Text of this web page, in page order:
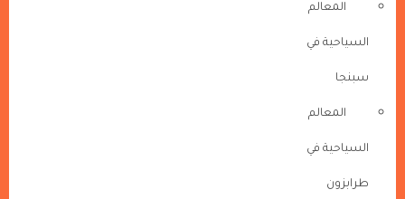
المعالم
السياحية في
سبنجا
المعالم
السياحية في
طرابزون